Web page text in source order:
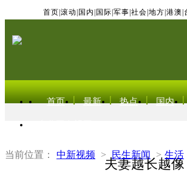
首页 滚动 国内 国际 军事 社会 地方 港澳
首页 最新 热点 国内
当前位置： 中新视频 > 民生新闻 > 生活
夫妻越长越